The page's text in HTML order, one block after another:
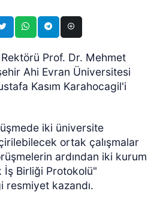
Prof. Dr. Mehmet
Ahi Evran Üniversitesi
Kasım Karahocagil'i
iki üniversite
ortak çalışmalar
ardından iki kurum
İş Birliği Protokolü"
resmiyet kazandı.